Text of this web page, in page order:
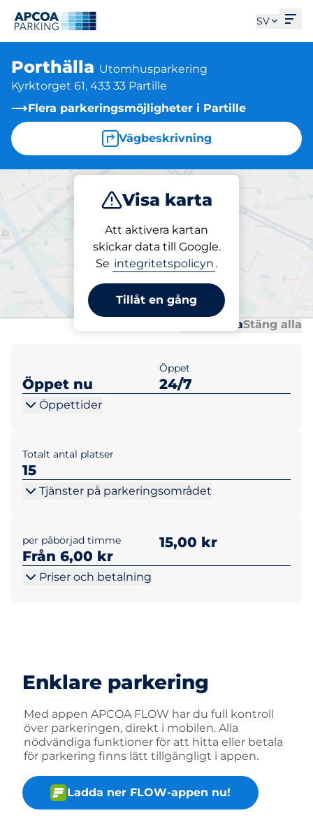
SV
Porthälla Utomhusparkering
Kyrktorget 61, 433 33 Partille
Flera parkeringsmöjligheter i Partille
Vägbeskrivning
Visa karta
Att aktivera kartan
skickar data till Google.
Se integritetspolicyn .
Tillåt en gång
Parkera
Parkering på plats
Porthälla
Öppna allaStäng alla
Öppet nu
Öppet
24/7
Öppettider
Totalt antal platser
15
Tjänster på parkeringsområdet
per påbörjad timme
Från 6,00 kr
15,00 kr
Priser och betalning
Enklare parkering
Med appen APCOA FLOW har du full kontroll
över parkeringen, direkt i mobilen. Alla
nödvändiga funktioner för att hitta eller betala
för parkering finns lätt tillgängligt i appen.
Ladda ner FLOW-appen nu!